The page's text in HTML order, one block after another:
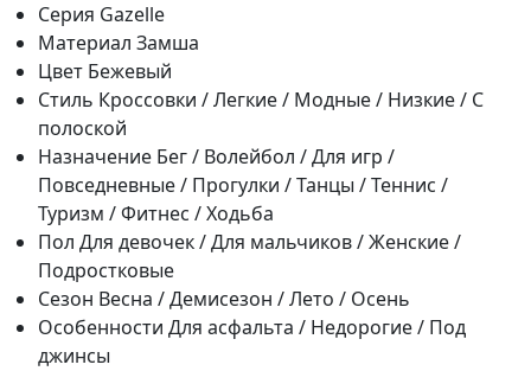
Серия Gazelle
Материал Замша
Цвет Бежевый
Стиль Кроссовки / Легкие / Модные / Низкие / С
полоской
Назначение Бег / Волейбол / Для игр /
Повседневные / Прогулки / Танцы / Теннис /
Туризм / Фитнес / Ходьба
Пол Для девочек / Для мальчиков / Женские /
Подростковые
Сезон Весна / Демисезон / Лето / Осень
Особенности Для асфальта / Недорогие / Под
джинсы